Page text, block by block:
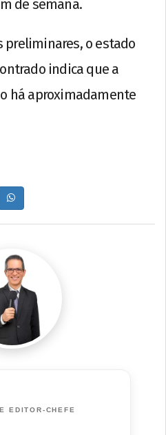
de semana.
o estado
indica que a
há aproximadamente
EDITOR-CHEFE